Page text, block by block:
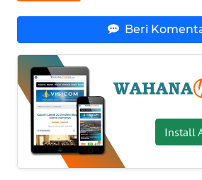
Beri
Install
KALSEL
WN
KALTIM
WN
SULSEL